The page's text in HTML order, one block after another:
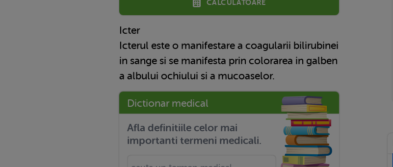
Icter
Icterul este o manifestare a coagularii bilirubinei
in sange si se manifesta prin colorarea in galben
a albului ochiului si a mucoaselor.
Dictionar medical
Afla definitiile celor mai
importanti termeni medicali.